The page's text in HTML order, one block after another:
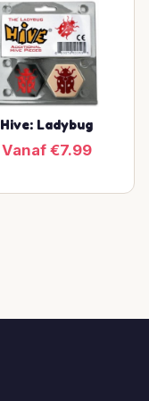
Hive: Ladybug
Vanaf €7.99